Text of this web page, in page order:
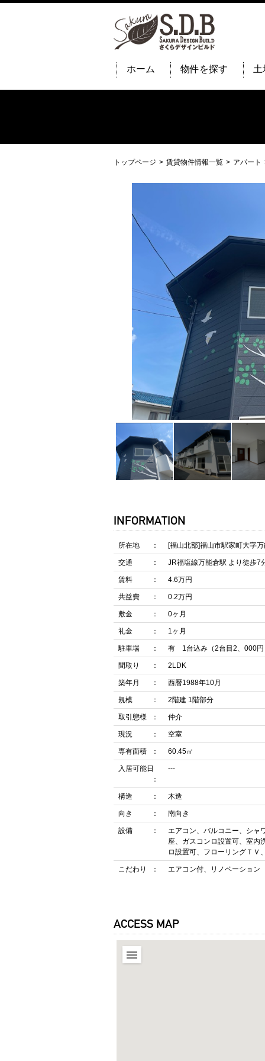
ホーム 物件を探す 土
トップページ 賃貸物件情報一覧 アパート
INFORMATION
所在地 [福山北部]福山市駅家町大字
交通 JR福塩線万能倉駅 より徒歩7
賃料 4.6万円
共益費 0.2万円
敷金 0ヶ月
礼金 1ヶ月
駐車場 有 1台込み（2台目2、000円
間取り 2LDK
築年月 西暦1988年10月
規模 2階建 1階部分
取引態様 仲介
現況 空室
専有面積 60.45㎡
入居可能日 ---
構造 木造
向き 南向き
設備
エアコン、バルコニー、シャ
座、ガスコンロ設置可、室内
ロ設置可、フローリングＴＶ
こだわり エアコン付、リノベーション
ACCESS MAP